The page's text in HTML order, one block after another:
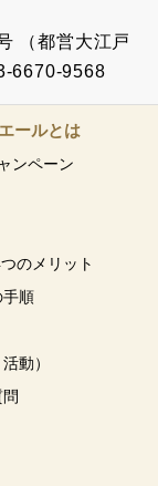
（都営大江戸
6670-9568
ールとは
ンペーン
のメリット
手順
動）